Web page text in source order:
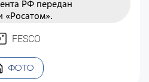
РФ передан
«Росатом».
FESCO
ФОТО